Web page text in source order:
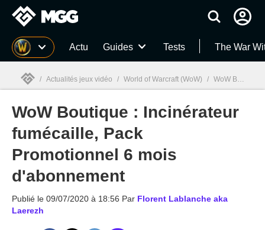
MGG Actu Guides Tests The War
MGG
/ Actualités jeux vidéo / World of Warcraft (WoW) / WoW Boutique : Incinérateur fumécaille, Pack Promotionnel 6 mois d'abonnement
WoW Boutique : Incinérateur
fumécaille, Pack
Promotionnel 6 mois
d'abonnement
Publié le 09/07/2020 à 18:56 Par Florent Lablanche aka
Laerezh